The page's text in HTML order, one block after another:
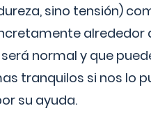
sino tensión)
alrededor
normal y que
tranquilos si nos lo
su ayuda.